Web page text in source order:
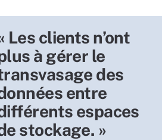
Les clients n’ont
à gérer le
des
entre
espaces
stockage. »